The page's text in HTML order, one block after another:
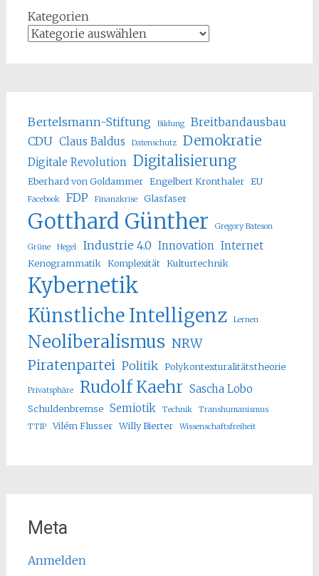
Kategorien
Bertelsmann-Stiftung Bildung
Breitbandausbau
CDU Claus Baldus Datenschutz Demokratie
Digitale Revolution Digitalisierung
Eberhard von Goldammer Engelbert Kronthaler EU
Facebook FDP Finanzkrise Glasfaser
Gotthard Günther Gregory Bateson
Grüne Hegel Industrie 4.0 Innovation Internet
Kenogrammatik Komplexität Kulturtechnik
Kybernetik
Künstliche Intelligenz Lernen
Neoliberalismus NRW
Piratenpartei Politik Polykontexturalitätstheorie
Privatsphäre Rudolf Kaehr Sascha Lobo
Schuldenbremse Semiotik Technik
Transhumanismus
TTIP
Vilém Flusser Willy Bierter Wissenschaftsfreiheit
Meta
Anmelden